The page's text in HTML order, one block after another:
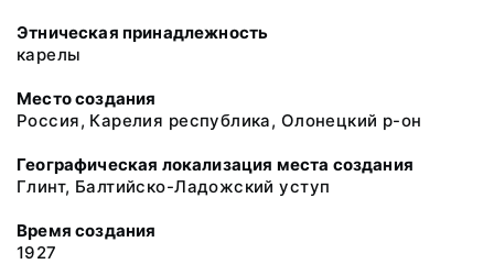
Этническая принадлежность
карелы
Место создания
Россия, Карелия республика, Олонецкий р-он
Географическая локализация места создания
Глинт, Балтийско-Ладожский уступ
Время создания
1927